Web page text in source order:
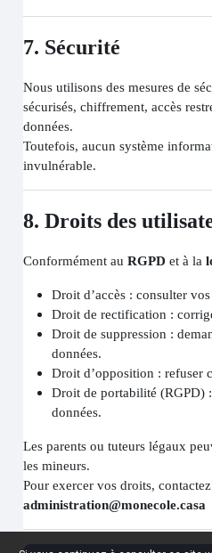
7. Sécurité
Nous utilisons des mesures de
sécurisés, chiffrement, accès
données.
Toutefois, aucun système
invulnérable.
8. Droits des
Conformément auRGPD et à la
Droit d’accès : consulter
Droit de rectification :
Droit de suppression :
données.
Droit d’opposition : refuser
Droit de portabilité (RGPD)
données.
Les parents ou tuteurs légaux
les mineurs.
Pour exercer vos droits,
administration@monecole.casa